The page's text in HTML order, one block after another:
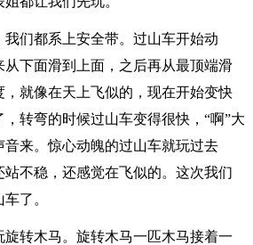
我们都系上安全带。过山车开始动
从下面滑到上面，之后再从最顶端滑
就像在天上飞似的，现在开始变快
转弯的时候过山车变得很快，“啊”大
来。惊心动魄的过山车就玩过去
不稳，还感觉在飞似的。这次我们
了。
旋转木马。旋转木马一匹木马接着一